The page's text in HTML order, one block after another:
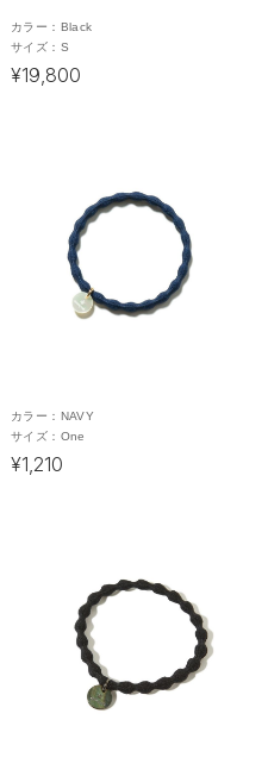
カラー： Black
サイズ： S
¥19,800
カラー： NAVY
サイズ： One
¥1,210